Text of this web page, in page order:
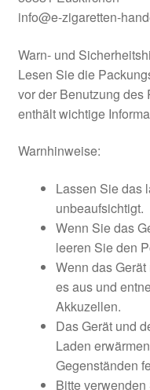
info@e-zigaretten-
Warn- und
Lesen Sie die
vor der Benutzung des
enthält wichtige
Warnhinweise:
Lassen Sie das
unbeaufsichtigt.
Wenn Sie das
leeren Sie den
Wenn das
es aus und
Akkuzellen.
Das Gerät und
Laden
Gegenständen
Bitte